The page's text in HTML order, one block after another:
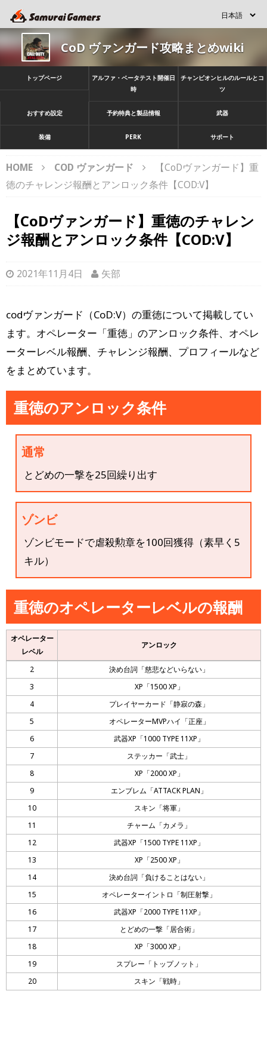
CoD ヴァンガード攻略まとめwiki
トップページ
アルファ・ベータテスト開催日
時
チャンピオンヒルのルールとコ
ツ
おすすめ設定 予約特典と製品情報 武器
装備 PERK サポート
HOME COD ヴァンガード
【CoDヴァンガード】重
徳のチャレンジ報酬とアンロック条件【COD:V】
【CoDヴァンガード】重徳のチャレン
ジ報酬とアンロック条件【COD:V】
2021年11月4日 矢部
codヴァンガード（CoD:V）の重徳について掲載してい
ます。オペレーター「重徳」のアンロック条件、オペレ
ーターレベル報酬、チャレンジ報酬、プロフィールなど
をまとめています。
重徳のアンロック条件
通常
とどめの一撃を25回繰り出す
ゾンビ
ゾンビモードで虐殺勲章を100回獲得（素早く5
キル）
重徳のオペレーターレベルの報酬
オペレーター
レベル
アンロック
2
決め台詞「慈悲などいらない」
3
XP「1500 XP」
4
プレイヤーカード「静寂の森」
5
オペレーターMVPハイ「正座」
6
武器XP「1000 TYPE 11XP」
7
ステッカー「武士」
8
XP「2000 XP」
9
エンブレム「ATTACK PLAN」
10
スキン「将軍」
11
チャーム「カメラ」
12
武器XP「1500 TYPE 11XP」
13
XP「2500 XP」
14
決め台詞「負けることはない」
15
オペレーターイントロ「制圧射撃」
16
武器XP「2000 TYPE 11XP」
17
とどめの一撃「居合術」
18
XP「3000 XP」
19
スプレー「トップノット」
20
スキン「戦時」